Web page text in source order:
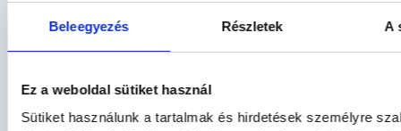
Beleegyezés Részletek A
Ez a weboldal sütiket használ
Sütiket használunk a tartalmak és hirdetések személyre
ZSITVAY-KILÁTÓ